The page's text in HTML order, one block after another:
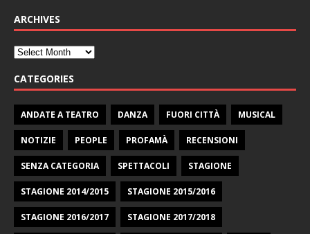
ARCHIVES
CATEGORIES
ANDATE A TEATRO DANZA FUORI CITTÀ MUSICAL
NOTIZIE PEOPLE PROFAMÀ RECENSIONI
SENZA CATEGORIA SPETTACOLI STAGIONE
STAGIONE 2014/2015 STAGIONE 2015/2016
STAGIONE 2016/2017 STAGIONE 2017/2018